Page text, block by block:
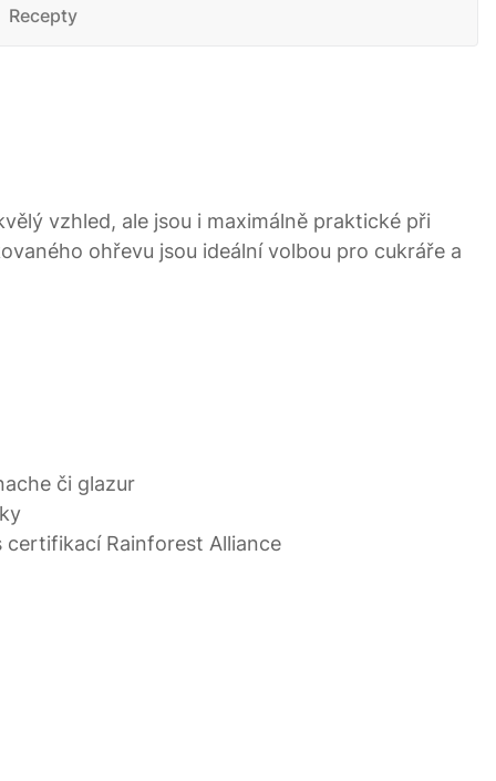
Recepty
vzhled, ale jsou i maximálně praktické při
ohřevu jsou ideální volbou pro cukráře a
či glazur
certifikací Rainforest Alliance